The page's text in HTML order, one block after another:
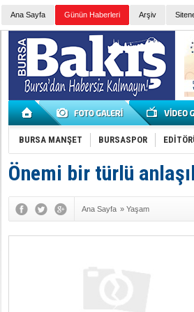
Ana Sayfa Günün Haberleri Arşiv
BURSA MANŞET BURSASPOR
Önemi bir türlü
Ana Sayfa » Yaşam